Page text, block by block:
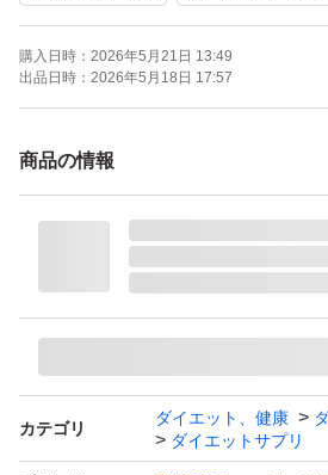
購入日時： 2026年5月21日 13:49
出品日時： 2026年5月18日 17:57
商品の情報
カテゴリ
ダイエット、健康
ダイエットサプリ